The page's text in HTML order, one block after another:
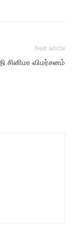
Next article
சினிமா விமர்சனம்